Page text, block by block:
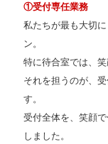
①受付専任業務
私たちが最も大切
ン。
特に待合室では、
それを担うのが、
す。
受付全体を、笑顔
しました。